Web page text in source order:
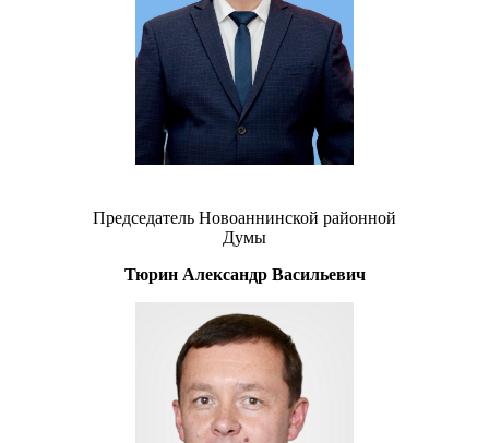
Председатель Новоаннинской районной
Думы
Тюрин Александр Васильевич